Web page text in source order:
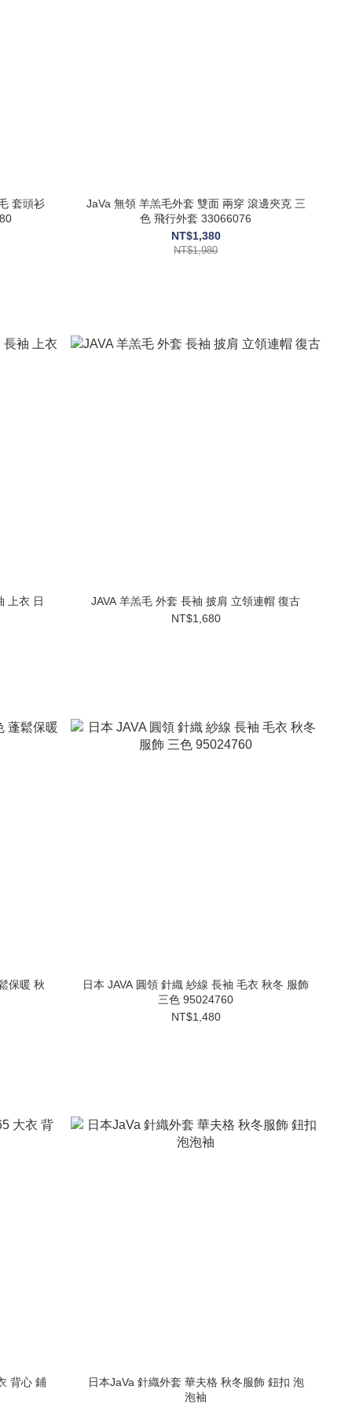
套頭衫
JaVa 無領 羊羔毛外套 雙面 兩穿 滾邊夾克 三
色 飛行外套 33066076
NT$1,380
NT$1,980
上衣 日
JAVA 羊羔毛 外套 長袖 披肩 立領連帽 復古
NT$1,680
保暖 秋
日本 JAVA 圓領 針織 紗線 長袖 毛衣 秋冬 服飾
三色 95024760
NT$1,480
背心 鋪
日本JaVa 針織外套 華夫格 秋冬服飾 鈕扣 泡
泡袖